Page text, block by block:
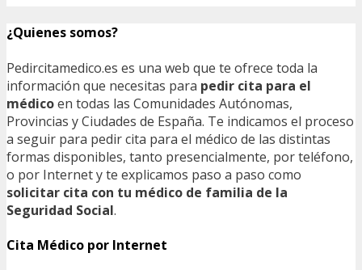
¿Quienes somos?
Pedircitamedico.es es una web que te ofrece toda la
información que necesitas para pedir cita para el
médicoen todas las Comunidades Autónomas,
Provincias y Ciudades de España. Te indicamos el proceso
a seguir para pedir cita para el médico de las distintas
formas disponibles, tanto presencialmente, por teléfono,
o por Internet y te explicamos paso a paso como
solicitar cita con tu médico de familia de la
Seguridad Social.
Cita Médico por Internet